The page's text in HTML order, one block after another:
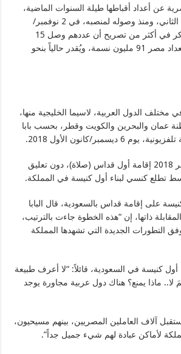
عن أعداد أقباطها طيلة السنوات الماضية،
غير أن البابا تواضروس الثاني، ومنذ وصوله لمنصبه، في 2 نوفمبر/
تشرين الثاني 2012، ذكر في أكثر من تصريح أن عددهم وصل 15
مليوناً. وآنذاك، تجاوز تعداد مصر 91 مليون نسمة، ويُقدر حالياً بنحو
مختلف الدول العربية، لاسيما الخليجية منها،
عمان والبحرين والكويت وقطر، بحسب بابا
كانون الأول 2018.
وشهدت السعودية أواخر 2018 إقامة أول قداس (صلاة)، دون تعليق
تطلع كنسي لبناء أول كنيسة في المملكة.
على إقامة قداس بالسعودية، قال البابا
ذاتها، إن “هذه الخطوة جاءت بالترتيب،
التطورات الجديدة التي تشهدها المملكة
كنيسة في السعودية، قائلاً: “لا أعرف طبيعة
ماذا يمنع؟ هناك دول عربية مجاورة يوجد
آلاف العاملين المصريين، بينهم مسيحيون،
لأماكن عبادة لهم شيء جميل جداً”.